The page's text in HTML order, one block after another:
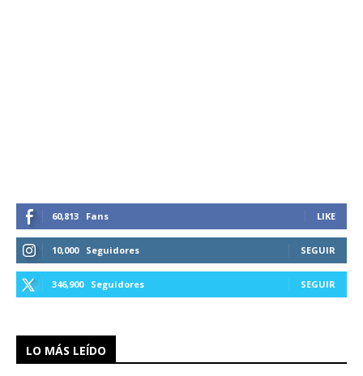
60,813 Fans LIKE
10,000 Seguidores SEGUIR
346,900 Seguidores SEGUIR
LO MÁS LEÍDO